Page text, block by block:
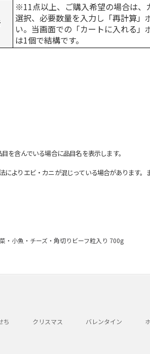
※11点以上、ご購入希望の場合は、
選択、必要数量を入力し「再計算」
い。当画面での「カートに入れる」
は1個で結構です。
を含んでいる場合に品目名を表示します。
りエビ・カニが混じっている場合があります。
・小魚・チーズ・角切りビーフ粒入り 700g
ち クリスマス バレンタイン